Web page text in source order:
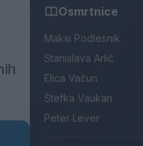
Osmrtnice
Maksi Podlesnik
Stanislava Arlič
Elica Vačun
Štefka Vaukan
Peter Lever